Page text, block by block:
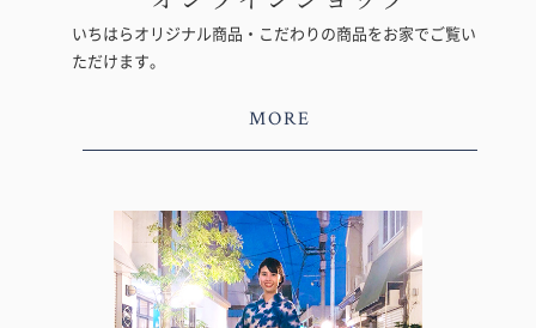
いちはらオリジナル商品・こだわりの商品をお家でご覧い
ただけます。
MORE